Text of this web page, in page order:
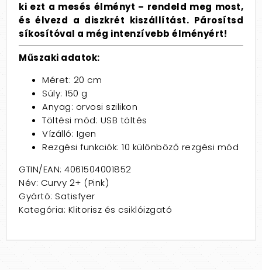
ki ezt a mesés élményt – rendeld meg most,
és élvezd a diszkrét kiszállítást. Párosítsd
síkosítóval a még intenzívebb élményért!
Műszaki adatok:
Méret: 20 cm
Súly: 150 g
Anyag: orvosi szilikon
Töltési mód: USB töltés
Vízálló: Igen
Rezgési funkciók: 10 különböző rezgési mód
GTIN/EAN: 4061504001852
Név: Curvy 2+ (Pink)
Gyártó: Satisfyer
Kategória: Klitorisz és csiklóizgató